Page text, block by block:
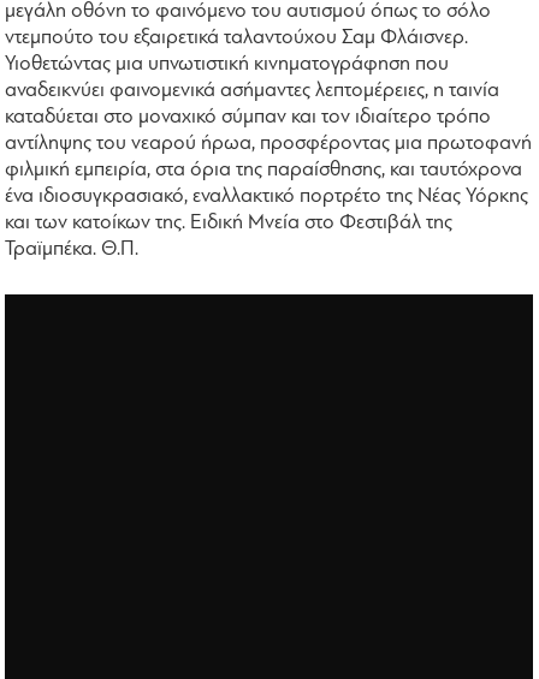
μεγάλη οθόνη το φαινόμενο του αυτισμού όπως το σόλο
ντεμπούτο του εξαιρετικά ταλαντούχου Σαμ Φλάισνερ.
Υιοθετώντας μια υπνωτιστική κινηματογράφηση που
αναδεικνύει φαινομενικά ασήμαντες λεπτομέρειες, η ταινία
καταδύεται στο μοναχικό σύμπαν και τον ιδιαίτερο τρόπο
αντίληψης του νεαρού ήρωα, προσφέροντας μια πρωτοφανή
φιλμική εμπειρία, στα όρια της παραίσθησης, και ταυτόχρονα
ένα ιδιοσυγκρασιακό, εναλλακτικό πορτρέτο της Νέας Υόρκης
και των κατοίκων της. Ειδική Μνεία στο Φεστιβάλ της
Τραϊμπέκα. Θ.Π.